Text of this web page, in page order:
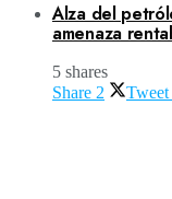
Alza del
amenaza
5 shares
Share 2 Tweet